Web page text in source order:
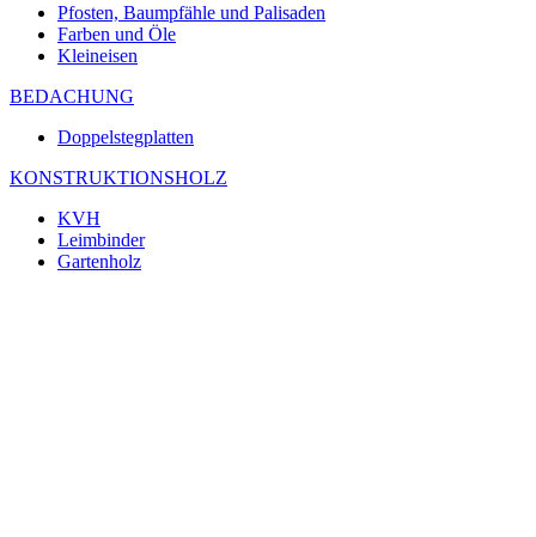
Pfosten, Baumpfähle und Palisaden
Farben und Öle
Kleineisen
BEDACHUNG
Doppelstegplatten
KONSTRUKTIONSHOLZ
KVH
Leimbinder
Gartenholz